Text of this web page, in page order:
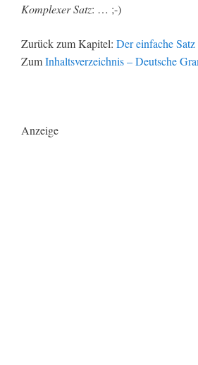
Komplexer Satz: … ;-)
Zurück zum Kapitel: Der einfache Satz
ZumInhaltsverzeichnis – Deutsche
Anzeige